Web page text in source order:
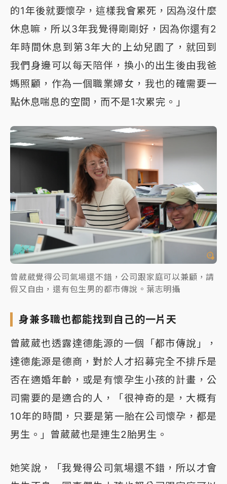
的1年後就要懷孕，這樣我會累死，因為沒什麼
休息嘛，所以3年我覺得剛剛好，因為你還有2
年時間休息到第3年大的上幼兒園了，就回到
我們身邊可以每天陪伴，換小的出生後由我爸
媽照顧，作為一個職業婦女，我也的確需要一
點休息喘息的空間，而不是1次累完。」
曾葳葳覺得公司氣場還不錯，公司跟家庭可以兼顧，請
假又自由，還有包生男的都市傳說。葉志明攝
身兼多職也都能找到自己的一片天
曾葳葳也透露達德能源的一個「都市傳說」，
達德能源是德商，對於人才招募完全不排斥是
否在適婚年齡，或是有懷孕生小孩的計畫，公
司需要的是適合的人，「很神奇的是，大概有
10年的時間，只要是第一胎在公司懷孕，都是
男生。」曾葳葳也是連生2胎男生。
她笑說，「我覺得公司氣場還不錯，所以才會